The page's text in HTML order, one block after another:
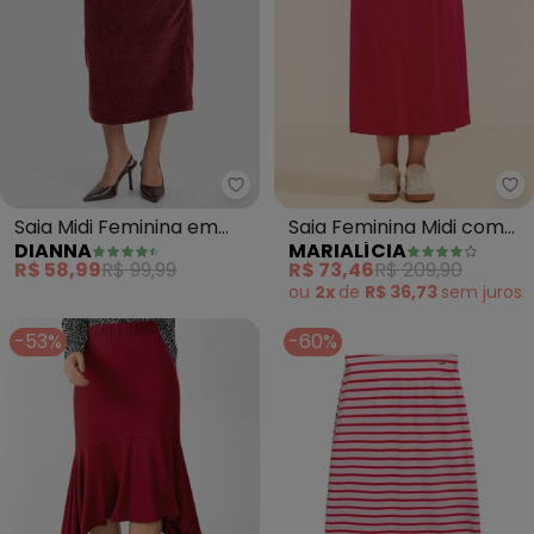
Dianna - Saia Midi Feminina
Saia Midi Feminina em
Tricot Glow Shine
(Vermelho)
DIANNA
R$ 58,99R$ 99,99
Saia Feminina Midi com
Pregas (Vermelho)
MARIALÍCIA
R$ 73,46R$ 209,90
ou 2x de R$ 36,73 sem juros
-53% -60%